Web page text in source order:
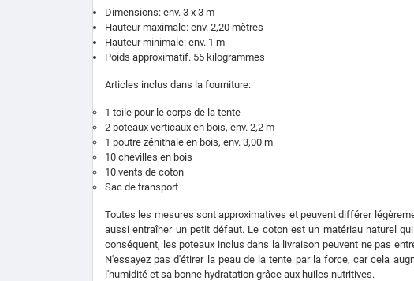
Dimensions: env. 3 x 3 m
Hauteur maximale: env. 2,20 mètres
Hauteur minimale: env. 1 m
Poids approximatif. 55 kilogrammes
Articles inclus dans la fourniture:
1 toile pour le corps de la tente
2 poteaux verticaux en bois, env. 2,2 m
1 poutre zénithale en bois, env. 3,00 m
10 chevilles en bois
10 vents de coton
Sac de transport
Toutes les mesures sont approximatives et peuvent différer
aussi entraîner un petit défaut. Le coton est un matériau naturel
conséquent, les poteaux inclus dans la livraison peuvent ne pas
N'essayez pas d'étirer la peau de la tente par la force, car cela
l'humidité et sa bonne hydratation grâce aux huiles nutritives.